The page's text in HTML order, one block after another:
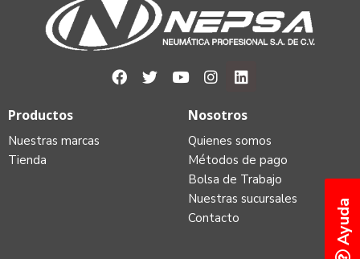
Ayuda
Nosotros
Quienes somos
Métodos de pago
Bolsa de Trabajo
Nuestras sucursales
Contacto
Productos
Nuestras marcas
Tienda